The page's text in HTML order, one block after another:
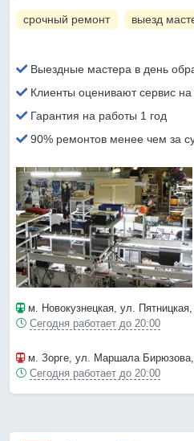
срочный ремонт выезд
Выездные мастера в день
Клиенты оценивают сервис на
Гарантия на работы 1 год
90% ремонтов менее чем за
м. Новокузнецкая, ул.
Сегодня работает до 20:00
м. Зорге, ул. Маршала
Сегодня работает до 20:00